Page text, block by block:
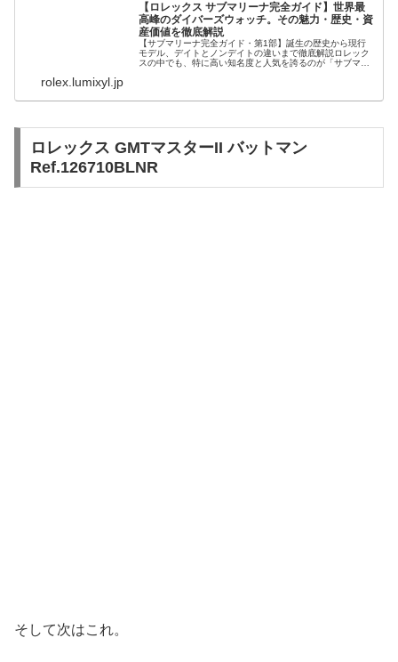
【ロレックス サブマリーナ完全ガイド】世界最
高峰のダイバーズウォッチ。その魅力・歴史・資
産価値を徹底解説
【サブマリーナ完全ガイド・第1部】誕生の歴史から現行
モデル、デイトとノンデイトの違いまで徹底解説ロレック
スの中でも、特に高い知名度と人気を誇るのが「サブマリ
rolex.lumixyl.jp
ロレックス GMTマスターII バットマン
Ref.126710BLNR
そして次はこれ。